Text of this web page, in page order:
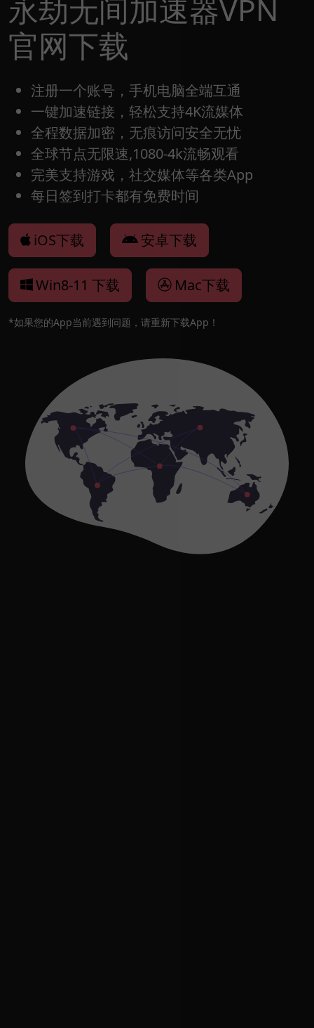
永劫无间加速器VPN
官网下载
注册一个账号，手机电脑全端互通
一键加速链接，轻松支持4K流媒体
全程数据加密，无痕访问安全无忧
全球节点无限速,1080-4k流畅观看
完美支持游戏，社交媒体等各类App
每日签到打卡都有免费时间
iOS下载 安卓下载
Win8-11 下载 Mac下载
*如果您的App当前遇到问题，请重新下载App！